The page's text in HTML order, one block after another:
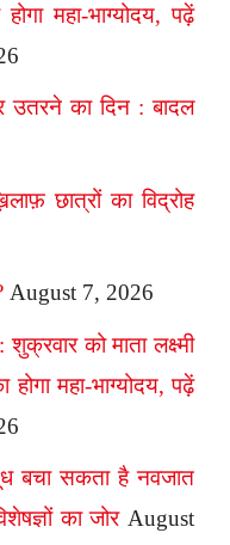
महा-भाग्योदय, पढ़ें
का दिन : बादल
छात्रों का विद्रोह
August 7, 2026
को माता लक्ष्मी
महा-भाग्योदय, पढ़ें
बचा सकता है नवजात
का जोर August